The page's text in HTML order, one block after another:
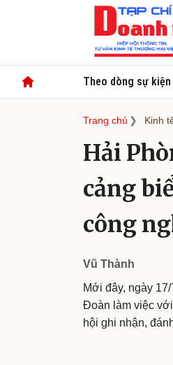
Theo dòng sự kiện
Trang chủ Kinh
Hải
cảng
công
Vũ Thành
Mới đây, ngày
Đoàn làm việc
hội ghi nhận,